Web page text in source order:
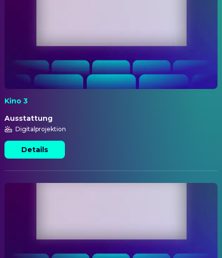
Kino 3
Ausstattung
Digitalprojektion
Details